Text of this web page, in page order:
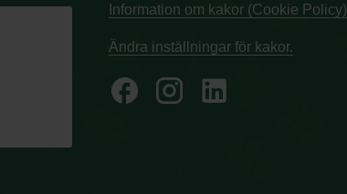
Information om kakor (Cookie Policy)
Ändra inställningar för kakor.
facebook